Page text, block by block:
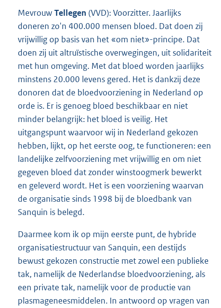
MevrouwTellegen (VVD): Voorzitter. Jaarlijks
doneren zo'n 400.000 mensen bloed. Dat doen zij
vrijwillig op basis van het «om niet»-principe. Dat
doen zij uit altruïstische overwegingen, uit solidariteit
met hun omgeving. Met dat bloed worden jaarlijks
minstens 20.000 levens gered. Het is dankzij deze
donoren dat de bloedvoorziening in Nederland op
orde is. Er is genoeg bloed beschikbaar en niet
minder belangrijk: het bloed is veilig. Het
uitgangspunt waarvoor wij in Nederland gekozen
hebben, lijkt, op het eerste oog, te functioneren: een
landelijke zelfvoorziening met vrijwillig en om niet
gegeven bloed dat zonder winstoogmerk bewerkt
en geleverd wordt. Het is een voorziening waarvan
de organisatie sinds 1998 bij de bloedbank van
Sanquin is belegd.
Daarmee kom ik op mijn eerste punt, de hybride
organisatiestructuur van Sanquin, een destijds
bewust gekozen constructie met zowel een publieke
tak, namelijk de Nederlandse bloedvoorziening, als
een private tak, namelijk voor de productie van
plasmageneesmiddelen. In antwoord op vragen van